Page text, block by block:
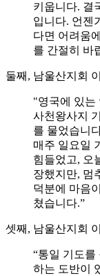
키웁니다. 결
입니다. 언젠
다면 어려움
를 간절히 바
둘째, 남울산지회
"영국에 있는
사천왕사지
를 물었습니
매주 일요일
힘들었고, 오
장했지만, 멈
덕분에 마음
쳤습니다.”
셋째, 남울산지회
“통일 기도를
하는 도반이